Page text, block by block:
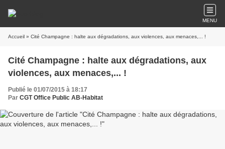
MENU
Accueil » Cité Champagne : halte aux dégradations, aux violences, aux menaces,... !
Cité Champagne : halte aux dégradations, aux
violences, aux menaces,... !
Publié le 01/07/2015 à 18:17
Par CGT Office Public AB-Habitat